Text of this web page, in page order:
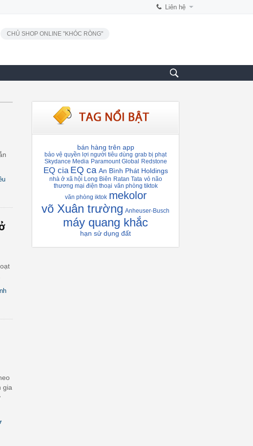
Liên hệ
CHỦ SHOP ONLINE "KHÓC RÒNG"
gia
bán hàng trên app
bảo vệ quyền lợi người tiêu dùng grab bị phạt
Skydance Media Paramount Global Redstone
EQ cia EQ ca An Bình Phát Holdings
nhà ở xã hội Long Biên Ratan Tata vỏ não
thương mại điện thoại văn phòng tiktok
văn phòng iktok mekolor
võ Xuân trường Anheuser-Busch
máy quang khắc
hạn sử dụng đất